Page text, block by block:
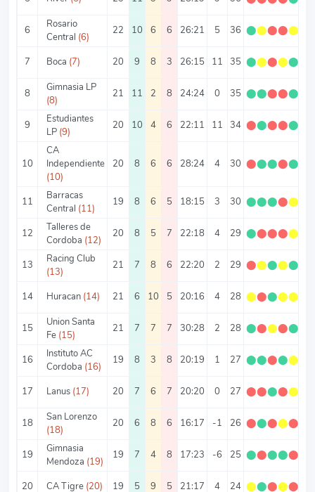
6
Rosario
Central (6)
22 10 6 6 26:21 5 36 ⬤⬤⬤⬤⬤
7 Boca (7) 20 9 8 3 26:15 11 35 ⬤⬤⬤⬤⬤
8
Gimnasia LP
(8)
21 11 2 8 24:24 0 35 ⬤⬤⬤⬤⬤
9
Estudiantes
LP (9)
20 10 4 6 22:11 11 34 ⬤⬤⬤⬤⬤
10
CA
Independiente
(10)
20 8 6 6 28:24 4 30 ⬤⬤⬤⬤⬤
11
Barracas
Central (11)
19 8 6 5 18:15 3 30 ⬤⬤⬤⬤⬤
12
Talleres de
Cordoba (12)
20 8 5 7 22:18 4 29 ⬤⬤⬤⬤⬤
13
Racing Club
(13)
21 7 8 6 22:20 2 29 ⬤⬤⬤⬤⬤
14 Huracan (14) 21 6 10 5 20:16 4 28 ⬤⬤⬤⬤⬤
15
Union Santa
Fe (15)
21 7 7 7 30:28 2 28 ⬤⬤⬤⬤⬤
16
Instituto AC
Cordoba (16)
19 8 3 8 20:19 1 27 ⬤⬤⬤⬤⬤
17 Lanus (17) 20 7 6 7 20:20 0 27 ⬤⬤⬤⬤⬤
18
San Lorenzo
(18)
20 6 8 6 16:17 -1 26 ⬤⬤⬤⬤⬤
19
Gimnasia
Mendoza (19)
19 7 4 8 17:23 -6 25 ⬤⬤⬤⬤⬤
20 CA Tigre (20) 19 5 9 5 21:17 4 24 ⬤⬤⬤⬤⬤